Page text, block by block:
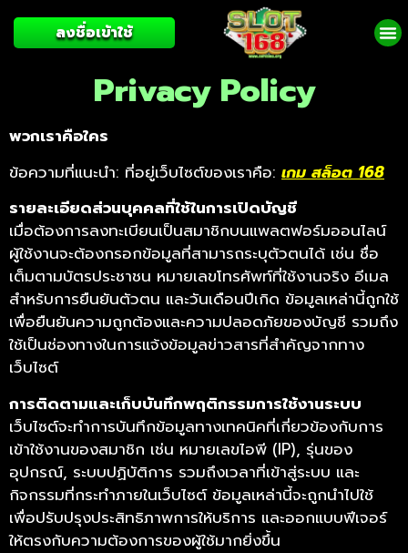
ลงชื่อเข้าใช้
Privacy Policy
พวกเราคือใคร
ข้อความที่แนะนำ: ที่อยู่เว็บไซต์ของเราคือ: เกม สล็อต 168
รายละเอียดส่วนบุคคลที่ใช้ในการเปิดบัญชี
เมื่อต้องการลงทะเบียนเป็นสมาชิกบนแพลตฟอร์มออนไลน์
ผู้ใช้งานจะต้องกรอกข้อมูลที่สามารถระบุตัวตนได้ เช่น ชื่อ
เต็มตามบัตรประชาชน หมายเลขโทรศัพท์ที่ใช้งานจริง อีเมล
สำหรับการยืนยันตัวตน และวันเดือนปีเกิด ข้อมูลเหล่านี้ถูกใช้
เพื่อยืนยันความถูกต้องและความปลอดภัยของบัญชี รวมถึง
ใช้เป็นช่องทางในการแจ้งข้อมูลข่าวสารที่สำคัญจากทาง
เว็บไซต์
การติดตามและเก็บบันทึกพฤติกรรมการใช้งานระบบ
เว็บไซต์จะทำการบันทึกข้อมูลทางเทคนิคที่เกี่ยวข้องกับการ
เข้าใช้งานของสมาชิก เช่น หมายเลขไอพี (IP), รุ่นของ
อุปกรณ์, ระบบปฏิบัติการ รวมถึงเวลาที่เข้าสู่ระบบ และ
กิจกรรมที่กระทำภายในเว็บไซต์ ข้อมูลเหล่านี้จะถูกนำไปใช้
เพื่อปรับปรุงประสิทธิภาพการให้บริการ และออกแบบฟีเจอร์
ให้ตรงกับความต้องการของผู้ใช้มากยิ่งขึ้น